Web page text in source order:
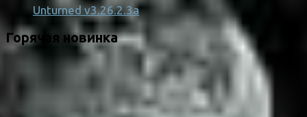
Unturned v3.26.2.3a
Горячая новинка